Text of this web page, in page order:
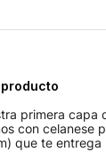
primera capa
con celanese
que te